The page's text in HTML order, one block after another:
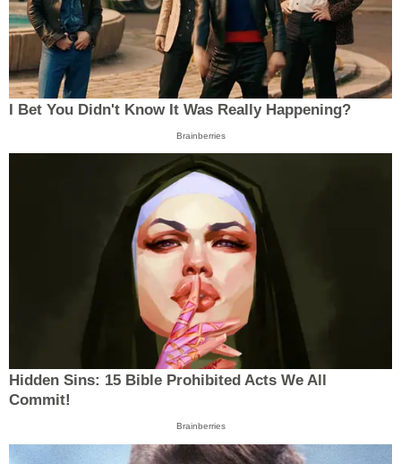
I Bet You Didn't Know It Was Really Happening?
Brainberries
Hidden Sins: 15 Bible Prohibited Acts We All
Commit!
Brainberries